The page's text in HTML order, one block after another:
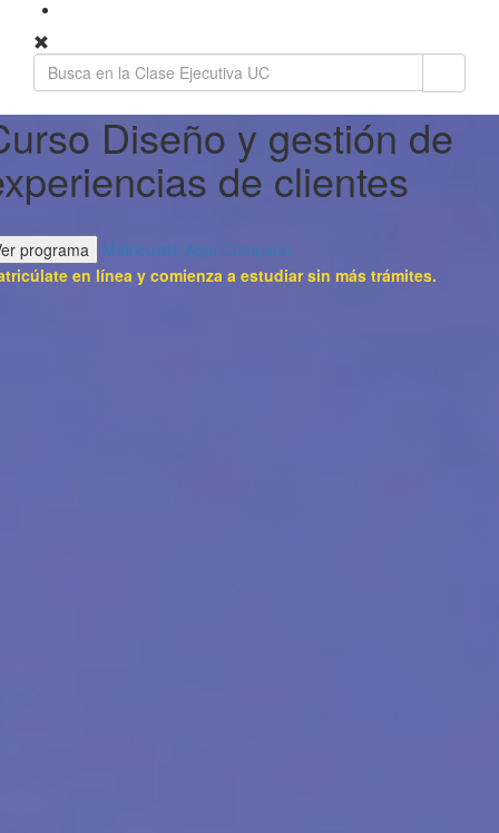
Diseño y gestión de
de clientes
programa Matricúlate Aquí Comparar
en línea y comienza a estudiar sin más trámites.